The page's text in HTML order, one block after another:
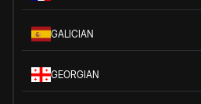
GALICIAN
GEORGIAN